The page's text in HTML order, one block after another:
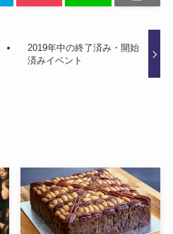
2019年中の終了済み・開始
済みイベント